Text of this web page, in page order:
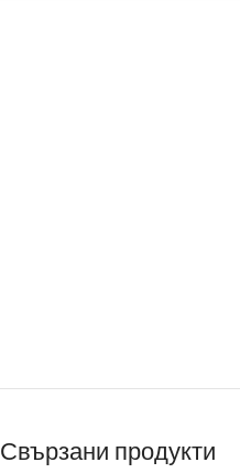
Свързани продукти